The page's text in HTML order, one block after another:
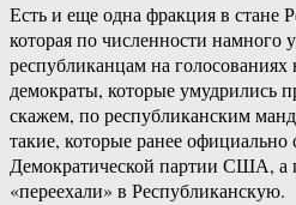
Есть и еще одна фракция в стане
которая по численности намного
республиканцам на
демократы, которые умудрились
скажем, по республиканским
такие, которые ранее официально
Демократической партии США, а
«переехали» в Республиканскую.